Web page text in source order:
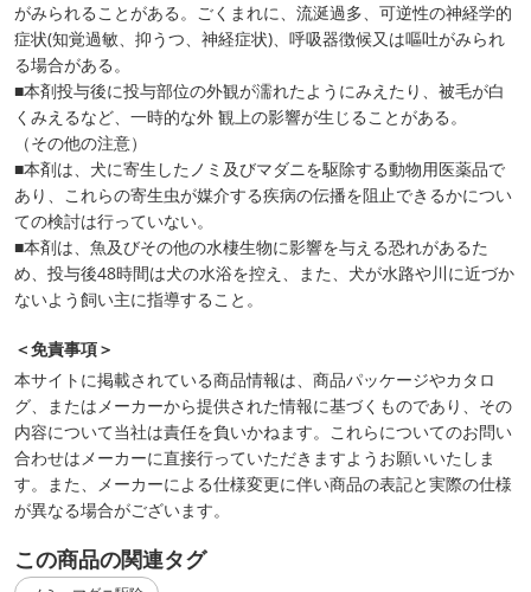
がみられることがある。ごくまれに、流涎過多、可逆性の神経学的
症状(知覚過敏、抑うつ、神経症状)、呼吸器徴候又は嘔吐がみられ
る場合がある。
■本剤投与後に投与部位の外観が濡れたようにみえたり、被毛が白
くみえるなど、一時的な外 観上の影響が生じることがある。
（その他の注意）
■本剤は、犬に寄生したノミ及びマダニを駆除する動物用医薬品で
あり、これらの寄生虫が媒介する疾病の伝播を阻止できるかについ
ての検討は行っていない。
■本剤は、魚及びその他の水棲生物に影響を与える恐れがあるた
め、投与後48時間は犬の水浴を控え、また、犬が水路や川に近づか
ないよう飼い主に指導すること。
＜免責事項＞
本サイトに掲載されている商品情報は、商品パッケージやカタロ
グ、またはメーカーから提供された情報に基づくものであり、その
内容について当社は責任を負いかねます。これらについてのお問い
合わせはメーカーに直接行っていただきますようお願いいたしま
す。また、メーカーによる仕様変更に伴い商品の表記と実際の仕様
が異なる場合がございます。
この商品の関連タグ